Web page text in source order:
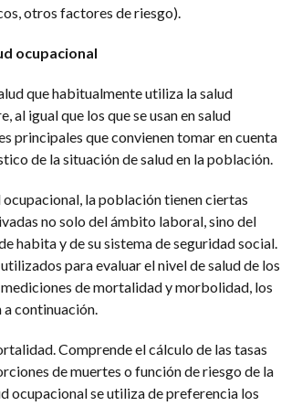
otros factores de riesgo).
ocupacional
que habitualmente utiliza la salud
al igual que los que se usan en salud
principales que convienen tomar en cuenta
de la situación de salud en la población.
ocupacional, la población tienen ciertas
no solo del ámbito laboral, sino del
habita y de su sistema de seguridad social.
para evaluar el nivel de salud de los
de mortalidad y morbolidad, los
a continuación.
Comprende el cálculo de las tasas
de muertes o función de riesgo de la
ocupacional se utiliza de preferencia los